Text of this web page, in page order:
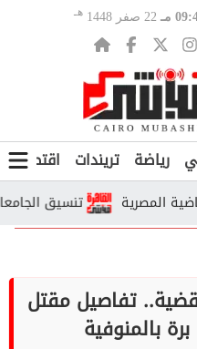
مـ 22 صفر 1448 هـ
رياضة تريندات اقتصاد
تنسيق الجامعات الحكومية 2026.. رابط تسجيل
في أكثر من 20 قضية.. تفاصيل مقتل
بالمنوفية